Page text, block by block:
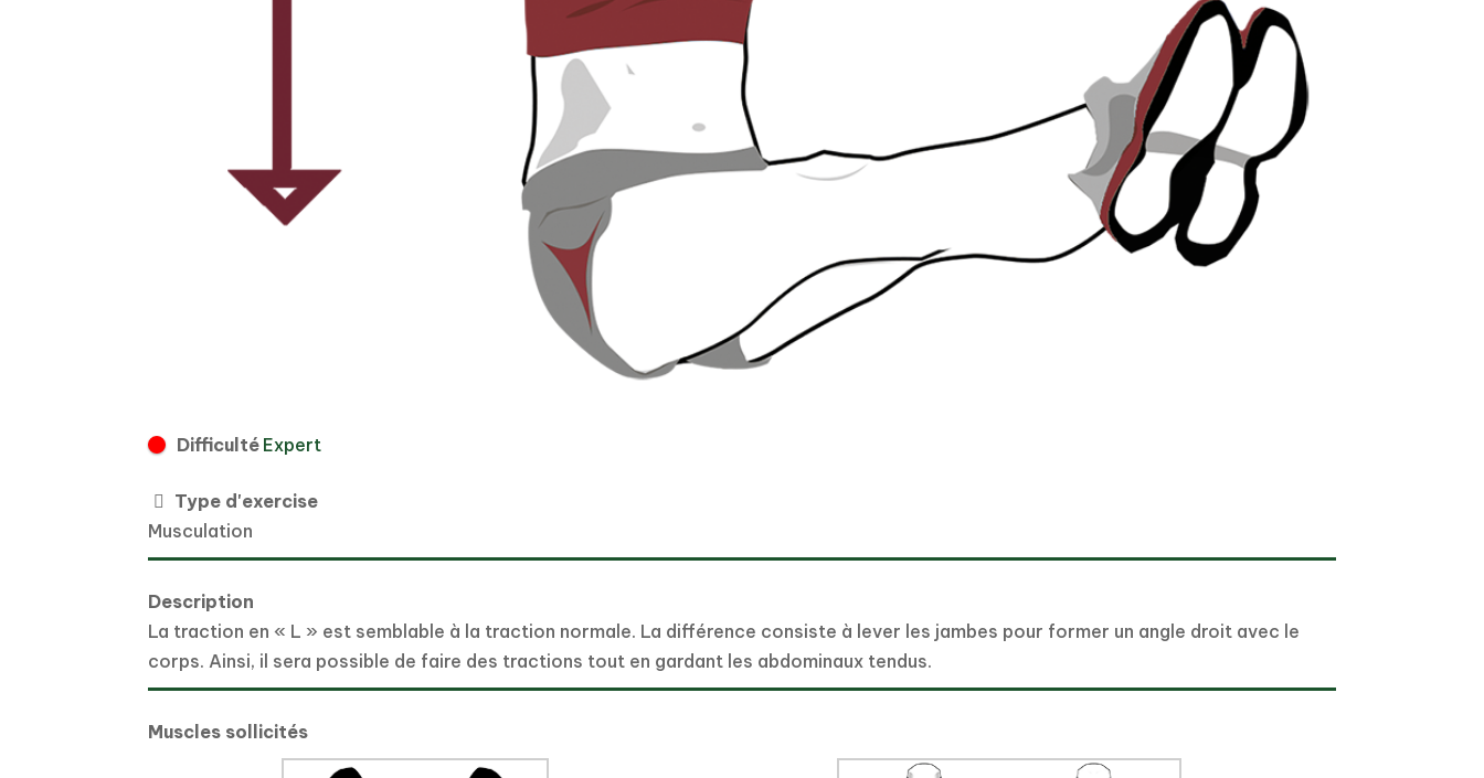
Difficulté Expert
Type d'exercise
Musculation
Description
La traction en « L » est semblable à la traction normale. La différence consiste à lever les jambes pour former un angle droit avec le
corps. Ainsi, il sera possible de faire des tractions tout en gardant les abdominaux tendus.
Muscles sollicités